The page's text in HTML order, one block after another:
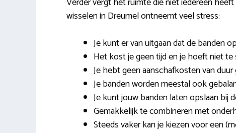
wisselen in Dreumel ontneemt veel stress:
Je kunt er van uitgaan dat de banden
Het kost je geen tijd en je hoeft niet
Je hebt geen aanschafkosten van
Je banden worden meestal ook
Je kunt jouw banden laten opslaan bij
Gemakkelijk te combineren met
Steeds vaker kan je kiezen voor een